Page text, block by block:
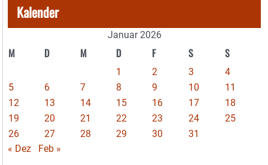
Kalender
Januar 2026
M D M D F S S
1 2 3
4
5
6 7 8 9 10
11
12
13 14 15 16 17
18
19
20 21 22 23 24
25
26
27 28 29 30
31
« Dez
Feb »